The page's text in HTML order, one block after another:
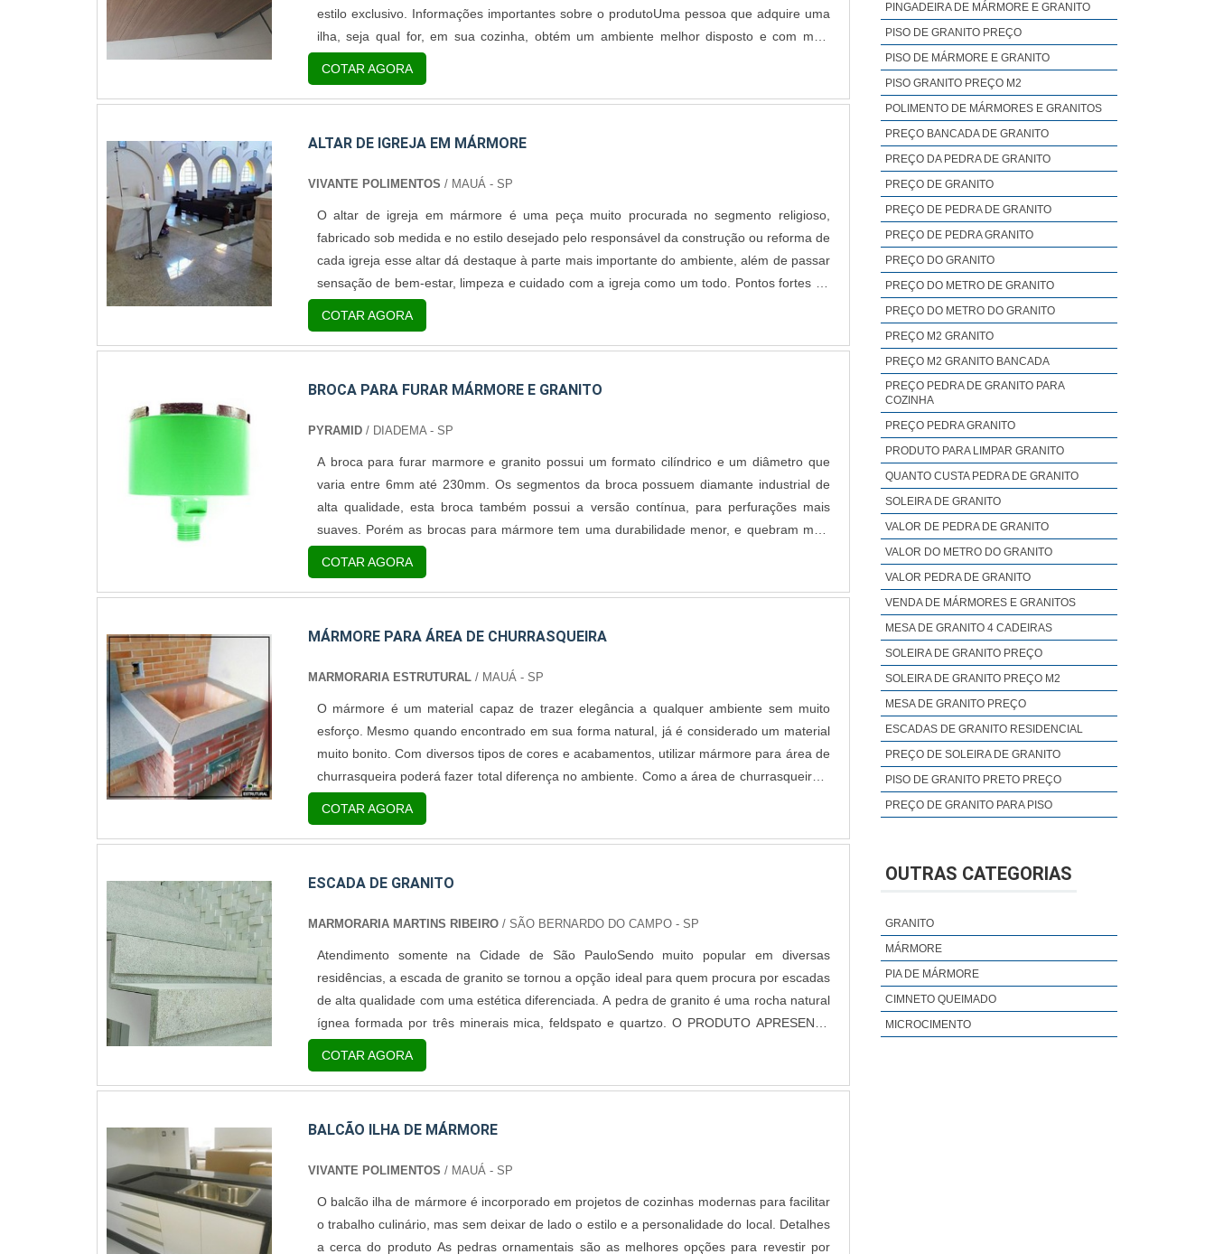
estilo exclusivo. Informações importantes sobre o produtoUma pessoa que adquire uma
ilha, seja qual for, em sua cozinha, obtém um ambiente melhor disposto e com mais
espaço para todos os produtos que uma cozinha deve conter. Ao escolher por uma ilha
de granito para instalar na cozinha, o cliente opta por uma pedra de qualidade e que
dispon.
COTAR AGORA
ALTAR DE IGREJA EM MÁRMORE
VIVANTE POLIMENTOS / MAUÁ - SP
O altar de igreja em mármore é uma peça muito procurada no segmento religioso,
fabricado sob medida e no estilo desejado pelo responsável da construção ou reforma de
cada igreja esse altar dá destaque à parte mais importante do ambiente, além de passar
sensação de bem-estar, limpeza e cuidado com a igreja como um todo. Pontos fortes do
produto feito em mármore Resistência; Longevidade; Custo-benefício; Sofisticação
promovida ao ambiente em que é ....
COTAR AGORA
BROCA PARA FURAR MÁRMORE E GRANITO
PYRAMID/ DIADEMA - SP
A broca para furar marmore e granito possui um formato cilíndrico e um diâmetro que
varia entre 6mm até 230mm. Os segmentos da broca possuem diamante industrial de
alta qualidade, esta broca também possui a versão contínua, para perfurações mais
suaves. Porém as brocas para mármore tem uma durabilidade menor, e quebram mais
rapidamente, do que as brocas segmentadas. Cuidados importantes ao utilizar o
equipamento Este tipo de broca serve para cor....
COTAR AGORA
MÁRMORE PARA ÁREA DE CHURRASQUEIRA
MARMORARIA ESTRUTURAL/ MAUÁ - SP
O mármore é um material capaz de trazer elegância a qualquer ambiente sem muito
esforço. Mesmo quando encontrado em sua forma natural, já é considerado um material
muito bonito. Com diversos tipos de cores e acabamentos, utilizar mármore para área de
churrasqueira poderá fazer total diferença no ambiente. Como a área de churrasqueira é
um ambiente que poderá receber diversas pessoas, instalar itens em mármore para essa
área poderá surpreender os ....
COTAR AGORA
ESCADA DE GRANITO
MARMORARIA MARTINS RIBEIRO/ SÃO BERNARDO DO CAMPO - SP
Atendimento somente na Cidade de São PauloSendo muito popular em diversas
residências, a escada de granito se tornou a opção ideal para quem procura por escadas
de alta qualidade com uma estética diferenciada. A pedra de granito é uma rocha natural
ígnea formada por três minerais mica, feldspato e quartzo. O PRODUTO APRESENTA
BELEZA E ÓTIMA DURABILIDADEAlém de escadas, a pedra de granito é uma ótima
opção para bancadas, pias, revestimentos de pisos, revestimentos para fachadas e
muitos outros. E.
COTAR AGORA
BALCÃO ILHA DE MÁRMORE
VIVANTE POLIMENTOS / MAUÁ - SP
O balcão ilha de mármore é incorporado em projetos de cozinhas modernas para facilitar
o trabalho culinário, mas sem deixar de lado o estilo e a personalidade do local. Detalhes
a cerca do produto As pedras ornamentais são as melhores opções para revestir por
PINGADEIRA DE MÁRMORE E GRANITO
PISO DE GRANITO PREÇO
PISO DE MÁRMORE E GRANITO
PISO GRANITO PREÇO M2
POLIMENTO DE MÁRMORES E GRANITOS
PREÇO BANCADA DE GRANITO
PREÇO DA PEDRA DE GRANITO
PREÇO DE GRANITO
PREÇO DE PEDRA DE GRANITO
PREÇO DE PEDRA GRANITO
PREÇO DO GRANITO
PREÇO DO METRO DE GRANITO
PREÇO DO METRO DO GRANITO
PREÇO M2 GRANITO
PREÇO M2 GRANITO BANCADA
PREÇO PEDRA DE GRANITO PARA
COZINHA
PREÇO PEDRA GRANITO
PRODUTO PARA LIMPAR GRANITO
QUANTO CUSTA PEDRA DE GRANITO
SOLEIRA DE GRANITO
VALOR DE PEDRA DE GRANITO
VALOR DO METRO DO GRANITO
VALOR PEDRA DE GRANITO
VENDA DE MÁRMORES E GRANITOS
MESA DE GRANITO 4 CADEIRAS
SOLEIRA DE GRANITO PREÇO
SOLEIRA DE GRANITO PREÇO M2
MESA DE GRANITO PREÇO
ESCADAS DE GRANITO RESIDENCIAL
PREÇO DE SOLEIRA DE GRANITO
PISO DE GRANITO PRETO PREÇO
PREÇO DE GRANITO PARA PISO
OUTRAS CATEGORIAS
GRANITO
MÁRMORE
PIA DE MÁRMORE
CIMNETO QUEIMADO
MICROCIMENTO